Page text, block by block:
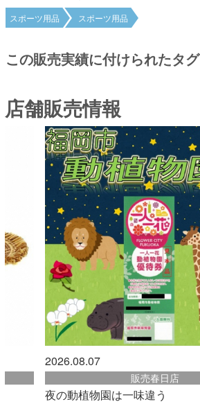
スポーツ用品 スポーツ用品
この販売実績に付けられたタグ
店舗販売情報
フェンデ